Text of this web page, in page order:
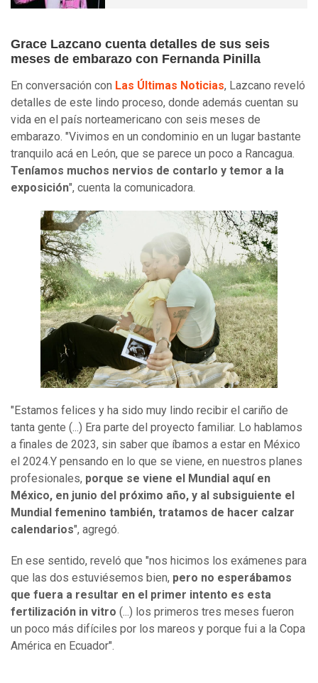
Grace Lazcano cuenta detalles de sus seis
meses de embarazo con Fernanda Pinilla
En conversación con Las Últimas Noticias, Lazcano reveló
detalles de este lindo proceso, donde además cuentan su
vida en el país norteamericano con seis meses de
embarazo. "Vivimos en un condominio en un lugar bastante
tranquilo acá en León, que se parece un poco a Rancagua.
Teníamos muchos nervios de contarlo y temor a la
exposición", cuenta la comunicadora.
"Estamos felices y ha sido muy lindo recibir el cariño de
tanta gente (...) Era parte del proyecto familiar. Lo hablamos
a finales de 2023, sin saber que íbamos a estar en México
el 2024.Y pensando en lo que se viene, en nuestros planes
profesionales, porque se viene el Mundial aquí en
México, en junio del próximo año, y al subsiguiente el
Mundial femenino también, tratamos de hacer calzar
calendarios", agregó.
En ese sentido, reveló que "nos hicimos los exámenes para
que las dos estuviésemos bien, pero no esperábamos
que fuera a resultar en el primer intento es esta
fertilización in vitro (...) los primeros tres meses fueron
un poco más difíciles por los mareos y porque fui a la Copa
América en Ecuador".